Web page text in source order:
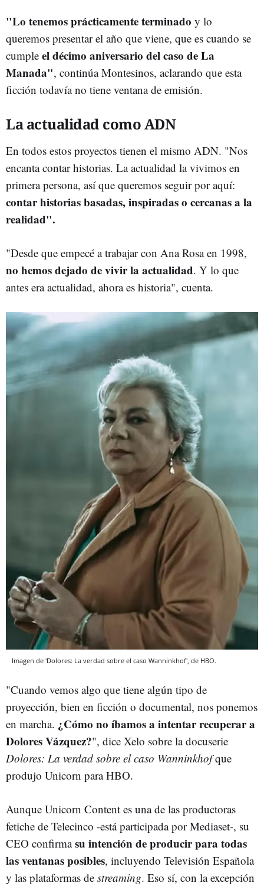
"Lo tenemos prácticamente terminado y lo
queremos presentar el año que viene, que es cuando se
cumple el décimo aniversario del caso de La
Manada", continúa Montesinos, aclarando que esta
ficción todavía no tiene ventana de emisión.
La actualidad como ADN
En todos estos proyectos tienen el mismo ADN. "Nos
encanta contar historias. La actualidad la vivimos en
primera persona, así que queremos seguir por aquí:
contar historias basadas, inspiradas o cercanas a la
realidad".
"Desde que empecé a trabajar con Ana Rosa en 1998,
no hemos dejado de vivir la actualidad. Y lo que
antes era actualidad, ahora es historia", cuenta.
Imagen de 'Dolores: La verdad sobre el caso Wanninkhof', de HBO.
"Cuando vemos algo que tiene algún tipo de
proyección, bien en ficción o documental, nos ponemos
en marcha. ¿Cómo no íbamos a intentar recuperar a
Dolores Vázquez?", dice Xelo sobre la docuserie
Dolores: La verdad sobre el caso Wanninkhofque
produjo Unicorn para HBO.
Aunque Unicorn Content es una de las productoras
fetiche de Telecinco -está participada por Mediaset-, su
CEO confirmasu intención de producir para todas
las ventanas posibles, incluyendo Televisión Española
y las plataformas de streaming. Eso sí, con la excepción